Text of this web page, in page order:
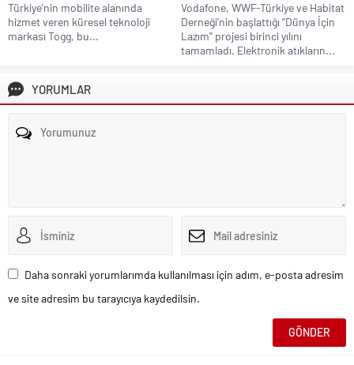
Türkiye’nin mobilite alanında
hizmet veren küresel teknoloji
markası Togg, bu...
Vodafone, WWF-Türkiye ve Habitat
Derneği’nin başlattığı “Dünya İçin
Lazım” projesi birinci yılını
tamamladı. Elektronik atıkların...
YORUMLAR
Daha sonraki yorumlarımda kullanılması için adım, e-posta adresim
ve site adresim bu tarayıcıya kaydedilsin.